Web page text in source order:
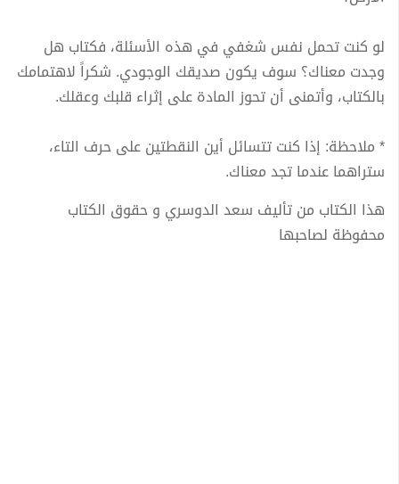
لو كنت تحمل نفس شغفي في هذه الأسئلة، فكتاب هل
وجدت معناك؟ سوف يكون صديقك الوجودي. شكراً لاهتمامك
بالكتاب، وأتمنى أن تحوز المادة على إثراء قلبك وعقلك.
* ملاحظة: إذا كنت تتسائل أين النقطتين على حرف التاء،
ستراهما عندما تجد معناك.
هذا الكتاب من تأليف سعد الدوسري و حقوق الكتاب
محفوظة لصاحبها